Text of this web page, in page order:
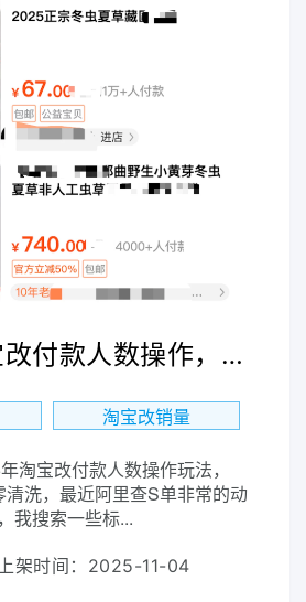
2025年淘宝改付款人数操作， 做了3个月不降权零清洗！
淘宝改销量
淘宝改付款人数操作玩法，
洗，最近阿里查S单非常的动
我搜索一些标...
架时间：2025-11-04